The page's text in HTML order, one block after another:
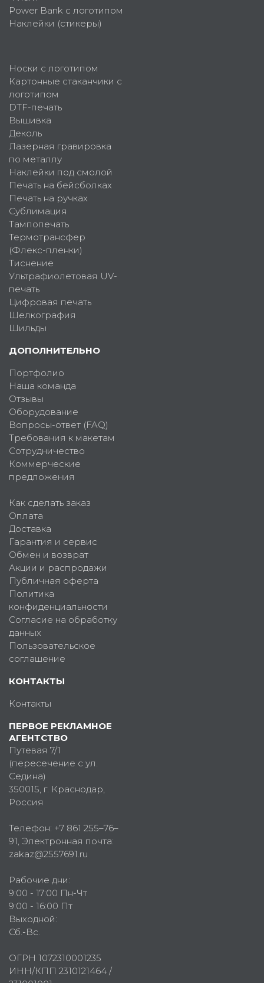
Power Bank с логотипом
Наклейки (стикеры)
Носки с логотипом
Картонные стаканчики с
логотипом
DTF-печать
Вышивка
Деколь
Лазерная гравировка
по металлу
Наклейки под смолой
Печать на бейсболках
Печать на ручках
Сублимация
Тампопечать
Термотрансфер
(Флекс-пленки)
Тиснение
Ультрафиолетовая UV-
печать
Цифровая печать
Шелкография
Шильды
ДОПОЛНИТЕЛЬНО
Портфолио
Наша команда
Отзывы
Оборудование
Вопросы-ответ (FAQ)
Требования к макетам
Сотрудничество
Коммерческие
предложения
Как сделать заказ
Оплата
Доставка
Гарантия и сервис
Обмен и возврат
Акции и распродажи
Публичная оферта
Политика
конфиденциальности
Согласие на обработку
данных
Пользовательское
соглашение
КОНТАКТЫ
Контакты
ПЕРВОЕ РЕКЛАМНОЕ
АГЕНТСТВО
Путевая 7/1
(пересечение с ул.
Седина)
350015 , г. Краснодар,
Россия
Телефон: +7 861 255–76–
91 , Электронная почта:
zakaz@2557691.ru
Рабочие дни:
9:00 - 17:00 Пн-Чт
9:00 - 16:00 Пт
Выходной:
Сб.-Вс.
ОГРН 1072310001235
ИНН/КПП 2310121464 /